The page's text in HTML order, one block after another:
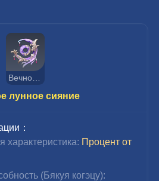
Вечное лунное сияние
лунное сияние
：
характеристика: Процент от
(Бякуя когэцу):